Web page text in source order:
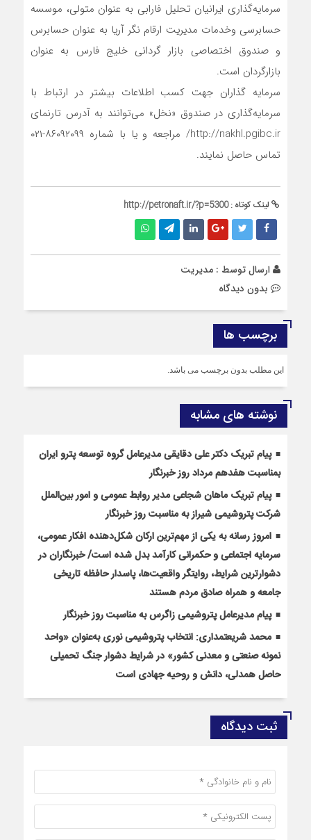
سرمایه‌گذاری ایرانیان تحلیل فارابی به عنوان متولی، موسسه
حسابرسی وخدمات مدیریت ارقام نگر آریا به عنوان حسابرس
و صندوق اختصاصی بازار گردانی خلیج فارس به عنوان
بازارگردان است.
سرمایه گذاران جهت کسب اطلاعات بیشتر در ارتباط با
سرمایه‌گذاری در صندوق «نخل» می‌توانند به آدرس تارنمای
http://nakhl.pgibc.ir/ مراجعه و یا با شماره ۸۶۰۹۲۰۹۹-۰۲۱
تماس حاصل نمایند.
لینک کوتاه :http://petronaft.ir/?p=5300
ارسال توسط : مدیریت
بدون دیدگاه
برچسب ها
این مطلب بدون برچسب می باشد.
نوشته های مشابه
پیام تبریک دکتر علی دقایقی مدیرعامل گروه توسعه پترو ایران
بمناسبت هفدهم مرداد روز خبرنگار
پیام تبریک ماهان شجاعی مدیر روابط عمومی و امور بین‌الملل
شرکت پتروشیمی شیراز به مناسبت روز خبرنگار
امروز رسانه به یکی از مهم‌ترین ارکان شکل‌دهنده افکار عمومی،
سرمایه اجتماعی و حکمرانی کارآمد بدل شده است/ خبرنگاران در
دشوارترین شرایط، روایتگر واقعیت‌ها، پاسدار حافظه تاریخی
جامعه و همراه صادق مردم هستند
پیام مدیرعامل پتروشیمی زاگرس به مناسبت روز خبرنگار
محمد شریعتمداری: انتخاب پتروشیمی نوری به‌عنوان «واحد
نمونه صنعتی و معدنی کشور» در شرایط دشوار جنگ تحمیلی
حاصل همدلی، دانش و روحیه جهادی است
ثبت دیدگاه